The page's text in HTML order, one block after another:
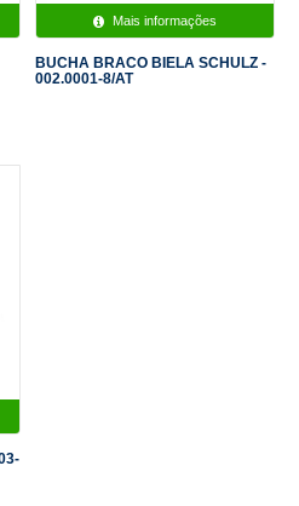
Mais informações
BUCHA BRACO BIELA SCHULZ -
002.0001-8/AT